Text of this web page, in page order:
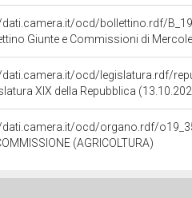
dati.camera.it/ocd/bollettino.rdf/
Giunte e Commissioni di
dati.camera.it/ocd/legislatura.rdf/
XIX della Repubblica
dati.camera.it/ocd/organo.rdf/
(AGRICOLTURA)